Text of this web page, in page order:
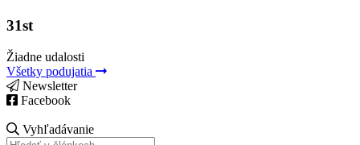
31st
Žiadne udalosti
Všetky podujatia
Newsletter
Facebook
Vyhľadávanie